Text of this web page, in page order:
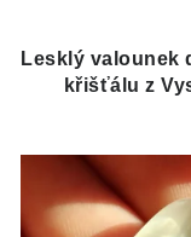
Lesklý valounek
křišťálu z